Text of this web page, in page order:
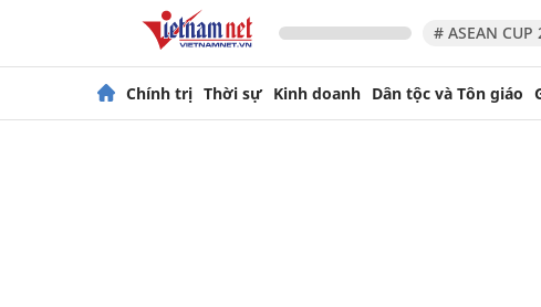
# ASEAN CUP
Chính trị Thời sự Kinh doanh Dân tộc và Tôn giáo